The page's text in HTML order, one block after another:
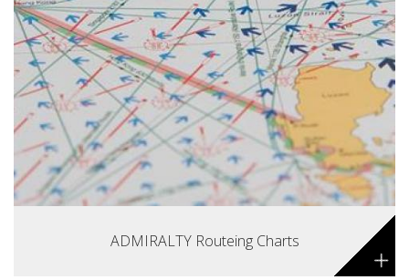
ADMIRALTY Routeing Charts +